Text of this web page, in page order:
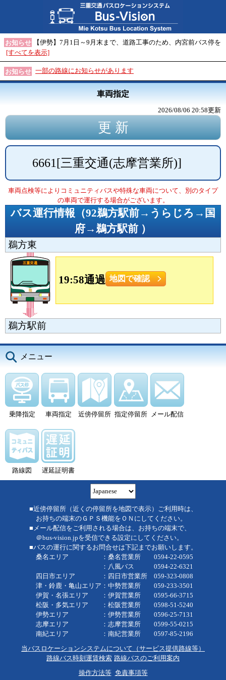
お知らせ
【伊勢】7月1日～9月末まで、道路工事のため、内宮前バス停を
[すべてを表示]
お知らせ 一部の路線にお知らせがあります
車両指定
2026/08/06 20:58更新
6661[三重交通(志摩営業所)]
車両点検等によりコミュニティバスや特殊な車両について、別のタイプ
の車両で運行する場合がございます。
バス運行情報（92鵜方駅前→うらじろ→国
府→鵜方駅前 ）
鵜方東
19:58通過 地図で確認
鵜方駅前
メニュー
乗降指定 車両指定 近傍停留所 指定停留所 メール配信
路線図 遅延証明書
■近傍停留所（近くの停留所を地図で表示）ご利用時は、
お持ちの端末のＧＰＳ機能をＯＮにしてください。
■メール配信をご利用される場合は、お持ちの端末で、
＠bus-vision.jpを受信できる設定にしてください。
■バスの運行に関するお問合せは下記までお願いします。
桑名エリア ：桑名営業所 0594-22-0595
：八風バス 0594-22-6321
四日市エリア ：四日市営業所 059-323-0808
津・鈴鹿・亀山エリア：中勢営業所 059-233-3501
伊賀・名張エリア ：伊賀営業所 0595-66-3715
松阪・多気エリア ：松阪営業所 0598-51-5240
伊勢エリア ：伊勢営業所 0596-25-7131
志摩エリア ：志摩営業所 0599-55-0215
南紀エリア ：南紀営業所 0597-85-2196
当バスロケーションシステムについて（サービス提供路線等）
路線バス時刻運賃検索 路線バスのご利用案内
操作方法等 免責事項等